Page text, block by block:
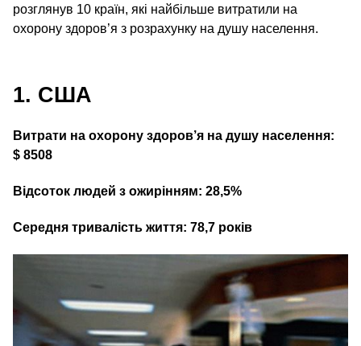
розглянув 10 країн, які найбільше витратили на
охорону здоров’я з розрахунку на душу населення.
1. США
Витрати на охорону здоров’я на душу населення:
$ 8508
Відсоток людей з ожирінням: 28,5%
Середня тривалість життя: 78,7 років